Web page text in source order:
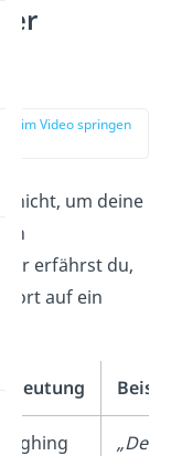
im Video springen
nicht, um deine
erfährst du,
auf ein
Bedeutung
Laughing
„Der